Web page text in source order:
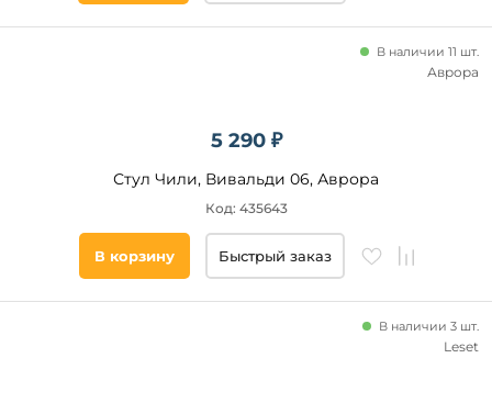
5 290 ₽
Стул Чили, Вивальди 06, Аврора
В наличии 11 шт.
Код: 435643
Аврора
В корзину Быстрый заказ
В наличии 3 шт.
Leset